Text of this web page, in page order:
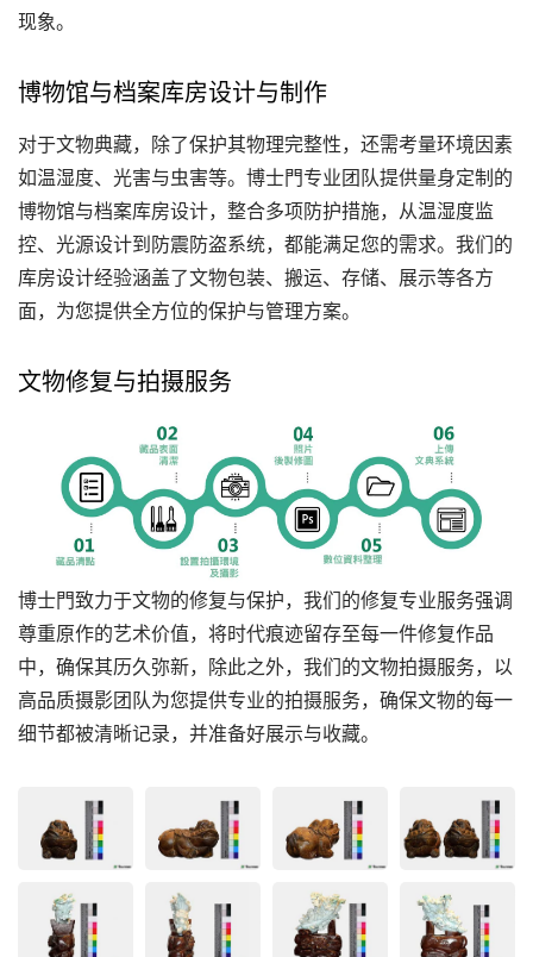
现象。
博物馆与档案库房设计与制作
对于文物典藏，除了保护其物理完整性，还需考量环境因素
如温湿度、光害与虫害等。博士門专业团队提供量身定制的
博物馆与档案库房设计，整合多项防护措施，从温湿度监
控、光源设计到防震防盗系统，都能满足您的需求。我们的
库房设计经验涵盖了文物包装、搬运、存储、展示等各方
面，为您提供全方位的保护与管理方案。
文物修复与拍摄服务
博士門致力于文物的修复与保护，我们的修复专业服务强调
尊重原作的艺术价值，将时代痕迹留存至每一件修复作品
中，确保其历久弥新，除此之外，我们的文物拍摄服务，以
高品质摄影团队为您提供专业的拍摄服务，确保文物的每一
细节都被清晰记录，并准备好展示与收藏。